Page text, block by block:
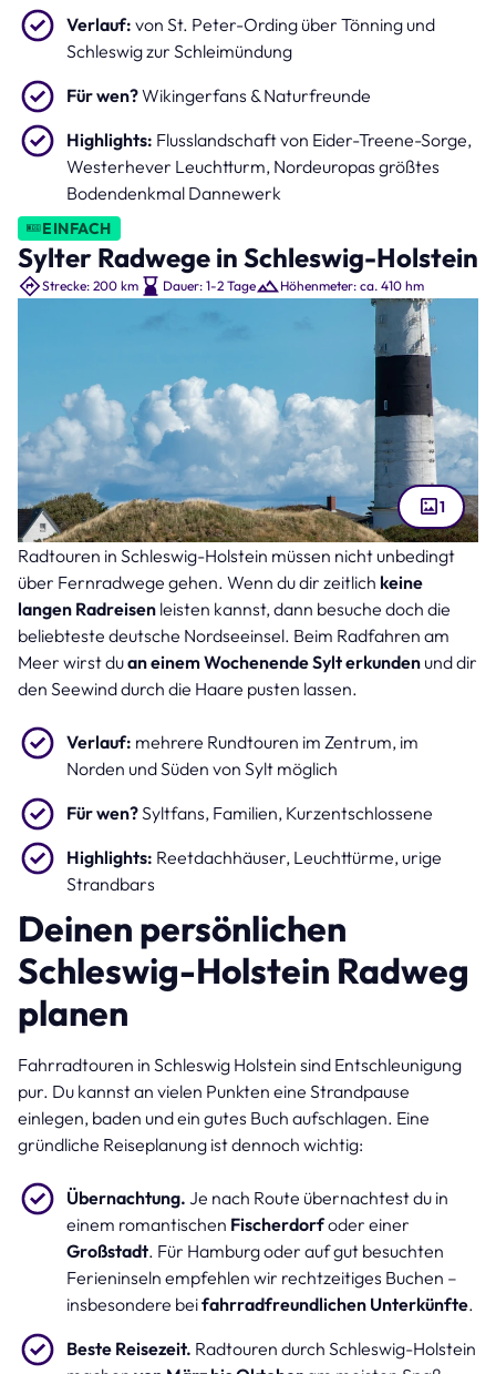
Verlauf: von St. Peter-Ording über Tönning und
Schleswig zur Schleimündung
Für wen?Wikingerfans & Naturfreunde
Highlights: Flusslandschaft von Eider-Treene-Sorge,
Westerhever Leuchtturm, Nordeuropas größtes
Bodendenkmal Dannewerk
EINFACH
Sylter Radwege in Schleswig-Holstein
Strecke: 200 km Dauer: 1-2 Tage Höhenmeter: ca. 410 hm
Leuchtturm auf Sylt (Bild: Hacky – stock.adobe.com )
1
Radtouren in Schleswig-Holstein müssen nicht unbedingt
über Fernradwege gehen. Wenn du dir zeitlich keine
langen Radreisen leisten kannst, dann besuche doch die
beliebteste deutsche Nordseeinsel. Beim Radfahren am
Meer wirst duan einem Wochenende Sylt erkunden und dir
den Seewind durch die Haare pusten lassen.
Verlauf: mehrere Rundtouren im Zentrum, im
Norden und Süden von Sylt möglich
Für wen?Syltfans, Familien, Kurzentschlossene
Highlights: Reetdachhäuser, Leuchttürme, urige
Strandbars
Deinen persönlichen
Schleswig-Holstein Radweg
planen
Fahrradtouren in Schleswig Holstein sind Entschleunigung
pur. Du kannst an vielen Punkten eine Strandpause
einlegen, baden und ein gutes Buch aufschlagen. Eine
gründliche Reiseplanung ist dennoch wichtig:
Übernachtung. Je nach Route übernachtest du in
einem romantischen Fischerdorfoder einer
Großstadt. Für Hamburg oder auf gut besuchten
Ferieninseln empfehlen wir rechtzeitiges Buchen –
insbesondere beifahrradfreundlichen Unterkünfte.
Beste Reisezeit. Radtouren durch Schleswig-Holstein